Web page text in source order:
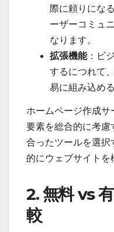
際に頼りにな
ーザーコミュ
なります。
拡張機能：ビ
するにつれて
易に組み込め
ホームページ作成
要素を総合的に考慮
合ったツールを選択
的にウェブサイトを
2. 無料 vs
較